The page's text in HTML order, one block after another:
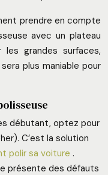
prendre en compte
avec un plateau
grandes surfaces,
plus maniable pour
débutant, optez pour
C’est la solution
polir sa voiture .
présente des défauts